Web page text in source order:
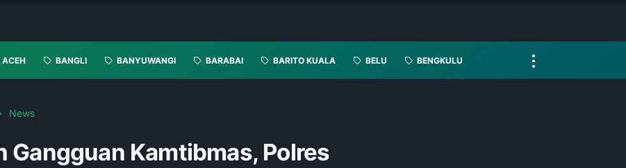
BANGLI BANYUWANGI BARABAI BARITO KUALA BELU BENGKULU
News
Gangguan Kamtibmas, Polres